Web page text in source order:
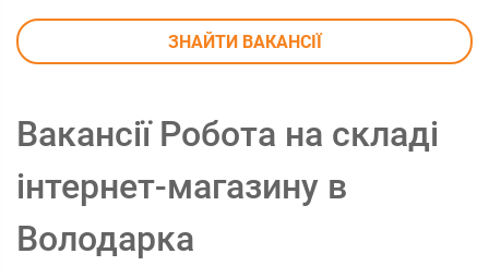
ЗНАЙТИ ВАКАНСІЇ
Вакансії Робота на складі
інтернет-магазину в
Володарка